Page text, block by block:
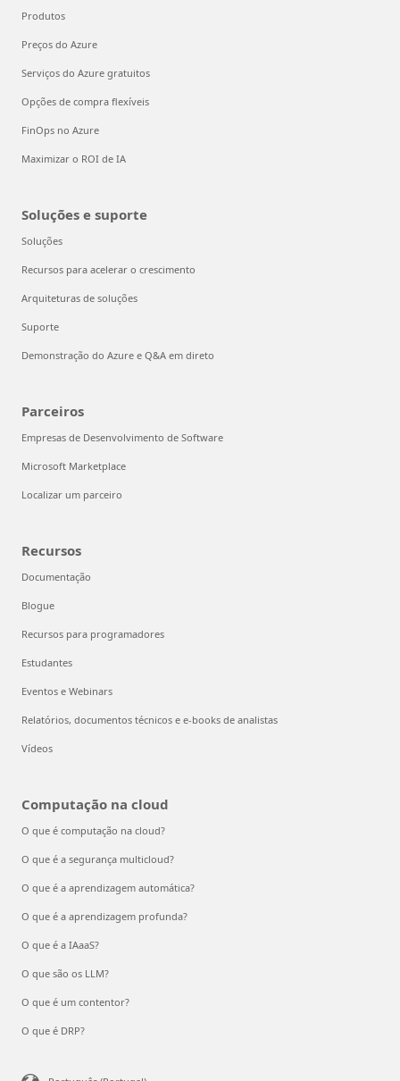
Produtos
Preços do Azure
Serviços do Azure gratuitos
Opções de compra flexíveis
FinOps no Azure
Maximizar o ROI de IA
Soluções e suporte
Soluções
Recursos para acelerar o crescimento
Arquiteturas de soluções
Suporte
Demonstração do Azure e Q&A em direto
Parceiros
Empresas de Desenvolvimento de Software
Microsoft Marketplace
Localizar um parceiro
Recursos
Documentação
Blogue
Recursos para programadores
Estudantes
Eventos e Webinars
Relatórios, documentos técnicos e e-books de analistas
Vídeos
Computação na cloud
O que é computação na cloud?
O que é a segurança multicloud?
O que é a aprendizagem automática?
O que é a aprendizagem profunda?
O que é a IAaaS?
O que são os LLM?
O que é um contentor?
O que é DRP?